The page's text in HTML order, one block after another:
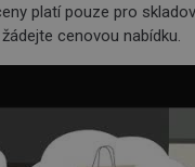
platí pouze pro
cenovou nabídku.